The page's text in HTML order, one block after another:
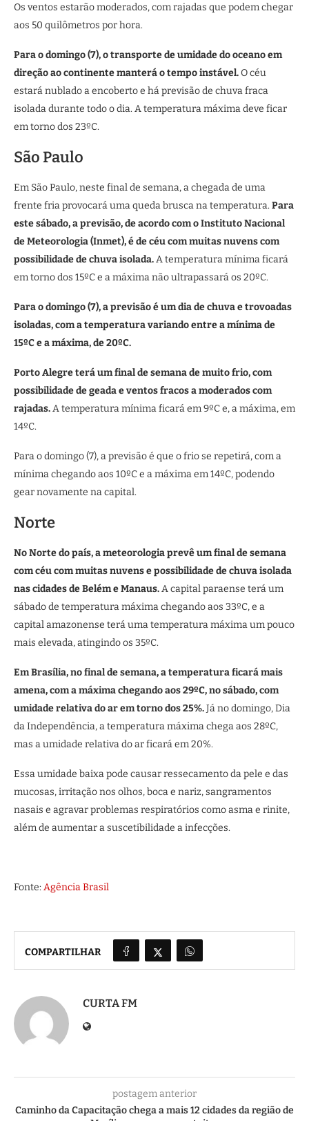
Os ventos estarão moderados, com rajadas que podem chegar
aos 50 quilômetros por hora.
Para o domingo (7), o transporte de umidade do oceano em
direção ao continente manterá o tempo instável.O céu
estará nublado a encoberto e há previsão de chuva fraca
isolada durante todo o dia. A temperatura máxima deve ficar
em torno dos 23ºC.
São Paulo
Em São Paulo, neste final de semana, a chegada de uma
frente fria provocará uma queda brusca na temperatura. Para
este sábado, a previsão, de acordo com o Instituto Nacional
de Meteorologia (Inmet), é de céu com muitas nuvens com
possibilidade de chuva isolada.A temperatura mínima ficará
em torno dos 15ºC e a máxima não ultrapassará os 20ºC.
Para o domingo (7), a previsão é um dia de chuva e trovoadas
isoladas, com a temperatura variando entre a mínima de
15ºC e a máxima, de 20ºC.
Porto Alegre terá um final de semana de muito frio, com
possibilidade de geada e ventos fracos a moderados com
rajadas.A temperatura mínima ficará em 9ºC e, a máxima, em
14ºC.
Para o domingo (7), a previsão é que o frio se repetirá, com a
mínima chegando aos 10ºC e a máxima em 14ºC, podendo
gear novamente na capital.
Norte
No Norte do país, a meteorologia prevê um final de semana
com céu com muitas nuvens e possibilidade de chuva isolada
nas cidades de Belém e Manaus.A capital paraense terá um
sábado de temperatura máxima chegando aos 33ºC, e a
capital amazonense terá uma temperatura máxima um pouco
mais elevada, atingindo os 35ºC.
Em Brasília, no final de semana, a temperatura ficará mais
amena, com a máxima chegando aos 29ºC, no sábado, com
umidade relativa do ar em torno dos 25%.Já no domingo, Dia
da Independência, a temperatura máxima chega aos 28ºC,
mas a umidade relativa do ar ficará em 20%.
Essa umidade baixa pode causar ressecamento da pele e das
mucosas, irritação nos olhos, boca e nariz, sangramentos
nasais e agravar problemas respiratórios como asma e rinite,
além de aumentar a suscetibilidade a infecções.
Fonte: Agência Brasil
COMPARTILHAR
CURTA FM
postagem anterior
Caminho da Capacitação chega a mais 12 cidades da região de